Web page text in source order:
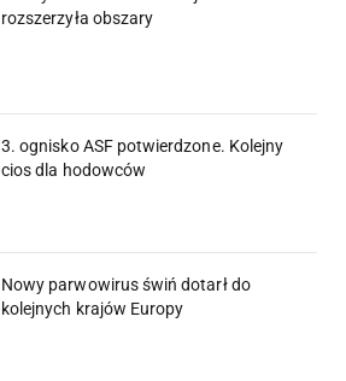
rozszerzyła obszary
3. ognisko ASF potwierdzone. Kolejny
cios dla hodowców
Nowy parwowirus świń dotarł do
kolejnych krajów Europy